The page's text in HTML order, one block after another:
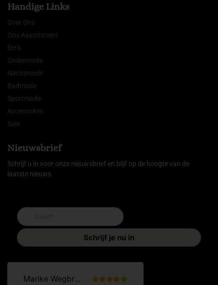
Handige Links
Over Ons
Ons Assortiment
BH’s
Ondermode
Nachtmode
Badmode
Sportmode
Accessoires
Sale
Nieuwsbrief
Schrijf u in voor onze nieuwsbrief en blijf op de hoogte van de
laatste nieuws.